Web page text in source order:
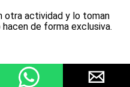
otra actividad y lo toman
de forma exclusiva.